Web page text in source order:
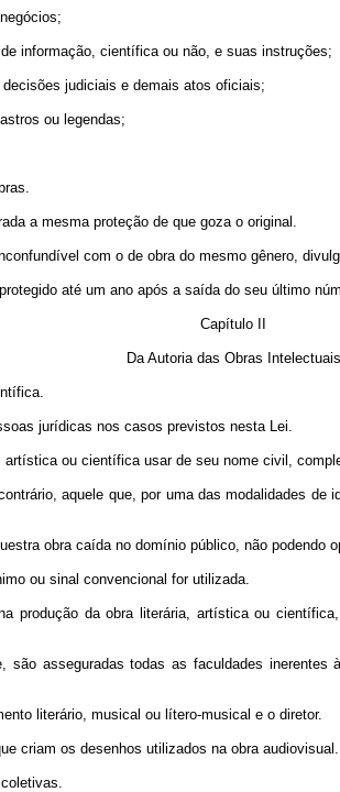
informação, científica ou não, e suas instruções;
judiciais e demais atos oficiais;
ou legendas;
a mesma proteção de que goza o original.
com o de obra do mesmo gênero,
até um ano após a saída do seu último
Capítulo II
Da Autoria das Obras Intelectuais
jurídicas nos casos previstos nesta Lei.
ou científica usar de seu nome civil,
aquele que, por uma das modalidades
obra caída no domínio público, não
ou sinal convencional for utilizada.
produção da obra literária, artística ou
são asseguradas todas as faculdades
literário, musical ou lítero-musical e o diretor.
criam os desenhos utilizados na obra audiovisual.